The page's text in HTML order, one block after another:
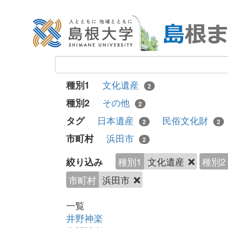
種別1 文化遺産 2
種別2 その他 2
タグ 日本遺産 2 民俗文化財 2
市町村 浜田市 2
絞り込み 種別1 文化遺産
種別2
市町村 浜田市
一覧
井野神楽